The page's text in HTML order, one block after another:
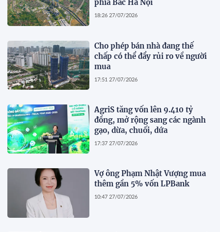
phía Bắc Hà Nội
18:26 27/07/2026
Cho phép bán nhà đang thế
chấp có thể đẩy rủi ro về người
mua
17:51 27/07/2026
AgriS tăng vốn lên 9.410 tỷ
đồng, mở rộng sang các ngành
gạo, dừa, chuối, dứa
17:37 27/07/2026
Vợ ông Phạm Nhật Vượng mua
thêm gần 5% vốn LPBank
10:47 27/07/2026